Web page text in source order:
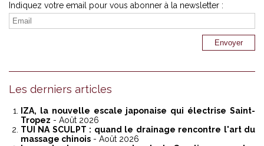
Indiquez votre email pour vous abonner à la newsletter :
Les derniers articles
IZA, la nouvelle escale japonaise qui électrise Saint-
Tropez - Août 2026
TUI NA SCULPT : quand le drainage rencontre l'art du
massage chinois - Août 2026